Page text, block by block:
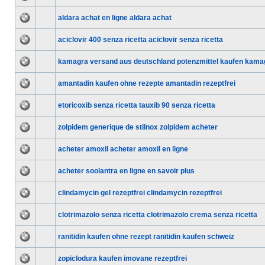
aldara achat en ligne aldara achat
aciclovir 400 senza ricetta aciclovir senza ricetta
kamagra versand aus deutschland potenzmittel kaufen
amantadin kaufen ohne rezepte amantadin rezeptfrei
etoricoxib senza ricetta tauxib 90 senza ricetta
zolpidem generique de stilnox zolpidem acheter
acheter amoxil acheter amoxil en ligne
acheter soolantra en ligne en savoir plus
clindamycin gel rezeptfrei clindamycin rezeptfrei
clotrimazolo senza ricetta clotrimazolo crema senza ricetta
ranitidin kaufen ohne rezept ranitidin kaufen schweiz
zopiclodura kaufen imovane rezeptfrei